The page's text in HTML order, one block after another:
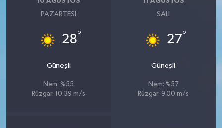
PAZARTESI
28°
Güneşli
Nem: %55
Rüzgar: 10.39 m/s
SALI
27°
Güneşli
Nem: %57
Rüzgar: 9.00 m/s